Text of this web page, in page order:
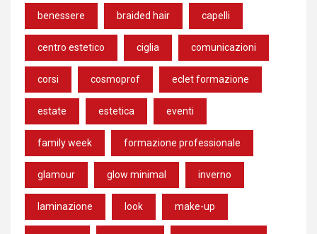
benessere braided hair capelli
centro estetico ciglia comunicazioni
corsi cosmoprof eclet formazione
estate estetica eventi
family week formazione professionale
glamour glow minimal inverno
laminazione look make-up